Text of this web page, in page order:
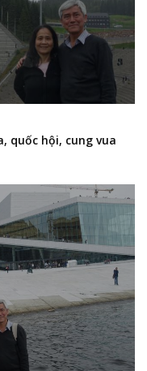
quốc hội, cung vua